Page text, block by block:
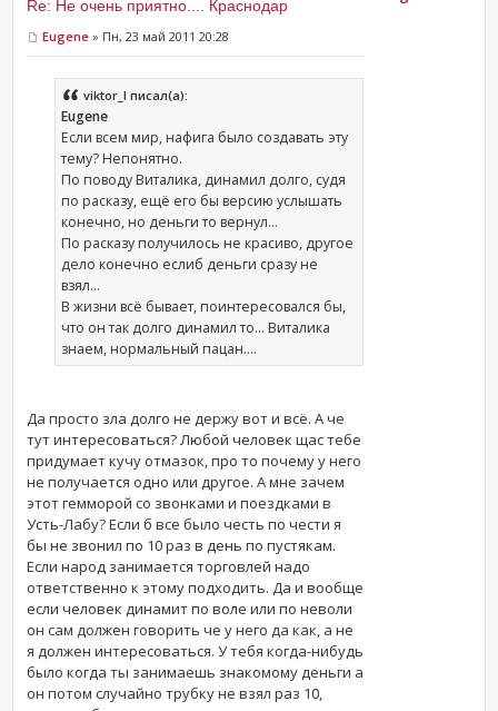
Re: Не очень приятно.... Краснодар
Eugene » Пн, 23 май 2011 20:28
viktor_l писал(а):
Eugene
Если всем мир, нафига было создавать эту
тему? Непонятно.
По поводу Виталика, динамил долго, судя
по расказу, ещё его бы версию услышать
конечно, но деньги то вернул...
По расказу получилось не красиво, другое
дело конечно еслиб деньги сразу не
взял...
В жизни всё бывает, поинтересовался бы,
что он так долго динамил то... Виталика
знаем, нормальный пацан....
Да просто зла долго не держу вот и всё. А че
тут интересоваться? Любой человек щас тебе
придумает кучу отмазок, про то почему у него
не получается одно или другое. А мне зачем
этот гемморой со звонками и поездками в
Усть-Лабу? Если б все было честь по чести я
бы не звонил по 10 раз в день по пустякам.
Если народ занимается торговлей надо
ответственно к этому подходить. Да и вообще
если человек динамит по воле или по неволи
он сам должен говорить че у него да как, а не
я должен интересоваться. У тебя когда-нибудь
было когда ты занимаешь знакомому деньги а
он потом случайно трубку не взял раз 10,